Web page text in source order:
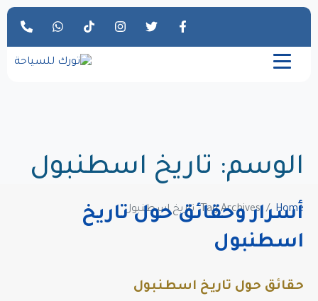
الوسم: تاريخ اسطنبول
Home Tag Archives: تاريخ اسطنبول
أسرار وحقائق حول تاريخ
اسطنبول
حقائق حول تاريخ اسطنبول